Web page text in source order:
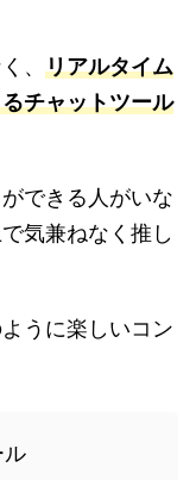
、 リアルタイム
チャットツール
できる人がいな
気兼ねなく推し
うに楽しいコン
ル